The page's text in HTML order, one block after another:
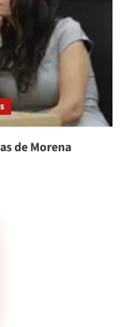
de Morena